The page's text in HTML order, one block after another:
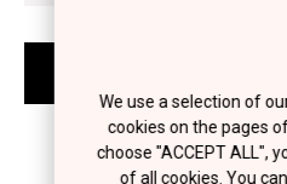
We use a selection of
cookies on the pages
choose "ACCEPT ALL",
of all cookies. You